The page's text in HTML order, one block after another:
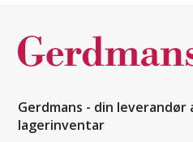
Gerdmans - din
lagerinventar